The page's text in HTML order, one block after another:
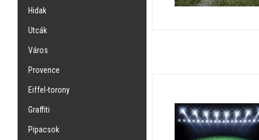
Hidak
Utcák
Város
Provence
Eiffel-torony
Graffiti
Pipacsok